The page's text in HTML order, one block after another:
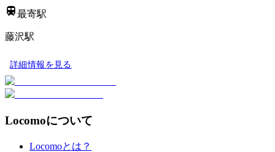
最寄駅
藤沢駅
詳細情報を見る
Locomoについて
Locomoとは？